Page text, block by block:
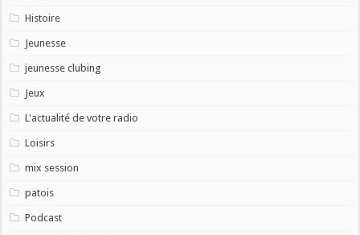
Histoire
Jeunesse
jeunesse clubing
Jeux
L'actualité de votre radio
Loisirs
mix session
patois
Podcast